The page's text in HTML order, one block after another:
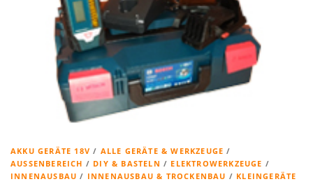
AKKU GERÄTE 18V / ALLE GERÄTE & WERKZEUGE /
AUSSENBEREICH
/ DIY & BASTELN / ELEKTROWERKZEUGE /
INNENAUSBAU / INNENAUSBAU & TROCKENBAU / KLEINGERÄTE